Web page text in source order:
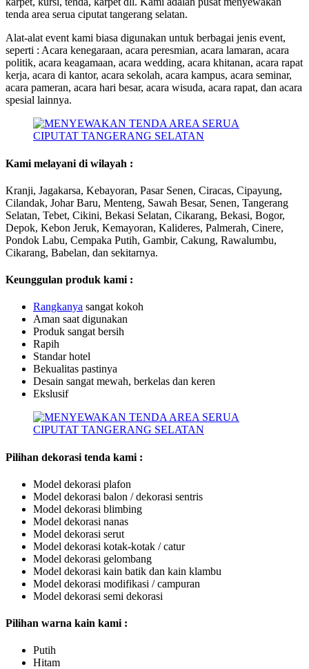
tenda area serua ciputat tangerang selatan.
Alat-alat event kami biasa digunakan untuk berbagai jenis event,
seperti : Acara kenegaraan, acara peresmian, acara lamaran, acara
politik, acara keagamaan, acara wedding, acara khitanan, acara rapat
kerja, acara di kantor, acara sekolah, acara kampus, acara seminar,
acara pameran, acara hari besar, acara wisuda, acara rapat, dan acara
spesial lainnya.
Kami melayani di wilayah :
Kranji, Jagakarsa, Kebayoran, Pasar Senen, Ciracas, Cipayung,
Cilandak, Johar Baru, Menteng, Sawah Besar, Senen, Tangerang
Selatan, Tebet, Cikini, Bekasi Selatan, Cikarang, Bekasi, Bogor,
Depok, Kebon Jeruk, Kemayoran, Kalideres, Palmerah, Cinere,
Pondok Labu, Cempaka Putih, Gambir, Cakung, Rawalumbu,
Cikarang, Babelan, dan sekitarnya.
Keunggulan produk kami :
Rangkanya sangat kokoh
Aman saat digunakan
Produk sangat bersih
Rapih
Standar hotel
Bekualitas pastinya
Desain sangat mewah, berkelas dan keren
Ekslusif
Pilihan dekorasi tenda kami :
Model dekorasi plafon
Model dekorasi balon / dekorasi sentris
Model dekorasi blimbing
Model dekorasi nanas
Model dekorasi serut
Model dekorasi kotak-kotak / catur
Model dekorasi gelombang
Model dekorasi kain batik dan kain klambu
Model dekorasi modifikasi / campuran
Model dekorasi semi dekorasi
Pilihan warna kain kami :
Putih
Hitam